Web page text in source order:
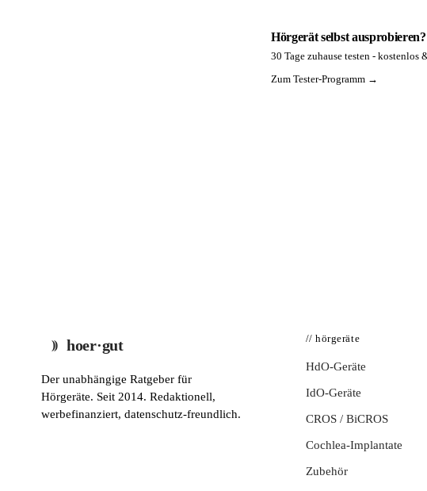
Hörgerät selbst ausprobieren?
30 Tage zuhause testen -
Zum Tester-Programm →
hoer·gut
Der unabhängige Ratgeber für
Hörgeräte. Seit 2014. Redaktionell,
werbefinanziert, datenschutz-freundlich.
// hörgeräte
HdO-Geräte
IdO-Geräte
CROS / BiCROS
Cochlea-Implantate
Zubehör